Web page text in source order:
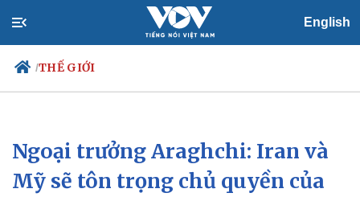
English
/THẾ GIỚI
Chính trị
Đảng
Tổ chức nhân sự
Xã hội
Tin 24h
Dự báo thời tiết
Ngoại trưởng Araghchi: Iran và
Mỹ sẽ tôn trọng chủ quyền của